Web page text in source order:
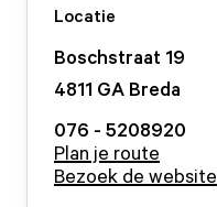
Locatie
Boschstraat 19
4811 GA Breda
076 - 5208920
Plan je route
Bezoek de website